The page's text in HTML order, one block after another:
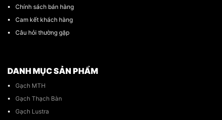
Chính sách bán hàng
Cam kết khách hàng
Câu hỏi thường gặp
DANH MỤC SẢN PHẨM
Gạch MTH
Gạch Thạch Bàn
Gạch Lustra